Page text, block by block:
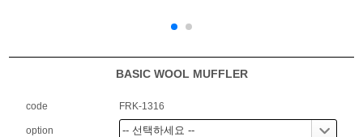
BASIC WOOL MUFFLER
code FRK-1316
option